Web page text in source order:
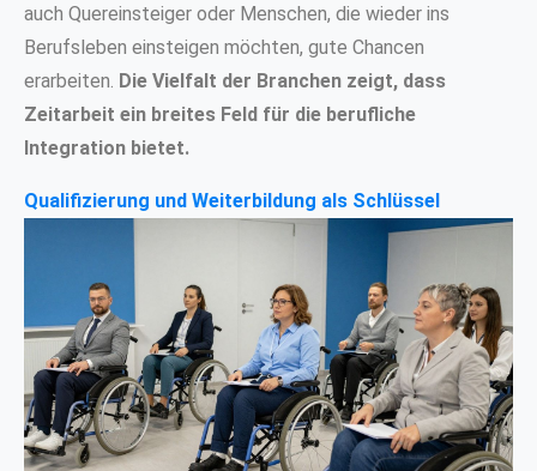
auch Quereinsteiger oder Menschen, die wieder ins
Berufsleben einsteigen möchten, gute Chancen
erarbeiten. Die Vielfalt der Branchen zeigt, dass
Zeitarbeit ein breites Feld für die berufliche
Integration bietet.
Qualifizierung und Weiterbildung als Schlüssel